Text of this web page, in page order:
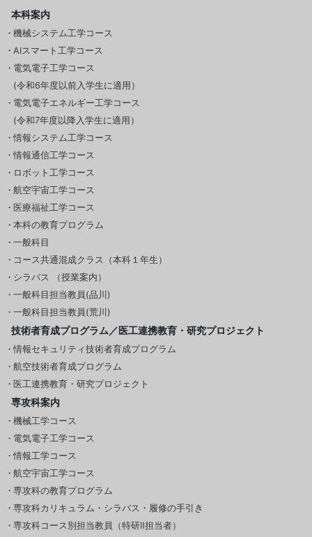
本科案内
機械システム工学コース
AIスマート工学コース
電気電子工学コース
(令和6年度以前入学生に適用）
電気電子エネルギー工学コース
(令和7年度以降入学生に適用）
情報システム工学コース
情報通信工学コース
ロボット工学コース
航空宇宙工学コース
医療福祉工学コース
本科の教育プログラム
一般科目
コース共通混成クラス（本科１年生）
シラバス （授業案内）
一般科目担当教員(品川)
一般科目担当教員(荒川)
技術者育成プログラム／医工連携教育・研究プロジェクト
情報セキュリティ技術者育成プログラム
航空技術者育成プログラム
医工連携教育・研究プロジェクト
専攻科案内
機械工学コース
電気電子工学コース
情報工学コース
航空宇宙工学コース
専攻科の教育プログラム
専攻科カリキュラム・シラバス・履修の手引き
専攻科コース別担当教員（特研Ⅱ担当者）